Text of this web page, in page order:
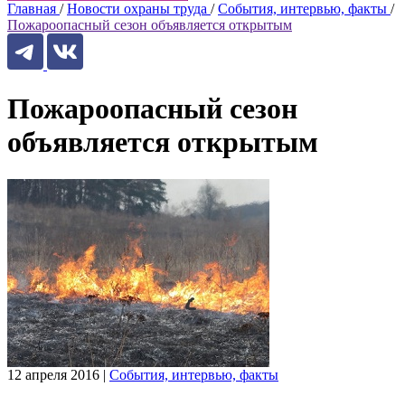
Главная / Новости охраны труда / События, интервью, факты /
Пожароопасный сезон объявляется открытым
Пожароопасный сезон
объявляется открытым
12 апреля 2016 | События, интервью, факты